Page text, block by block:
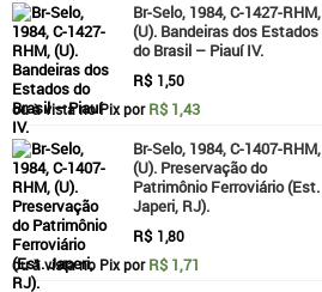
Br-Selo, 1984, C-1427-RHM,
(U). Bandeiras dos Estados
do Brasil – Piauí IV.
R$ 1,50
ou à vista no Pix porR$ 1,43
Br-Selo, 1984, C-1407-RHM,
(U). Preservação do
Patrimônio Ferroviário (Est.
Japeri, RJ).
R$ 1,80
ou à vista no Pix porR$ 1,71